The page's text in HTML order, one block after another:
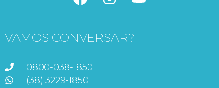
VAMOS CONVERSAR?
0800-038-1850
(38) 3229-1850